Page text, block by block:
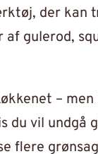
der kan
gulerod,
– men
vil undgå
flere